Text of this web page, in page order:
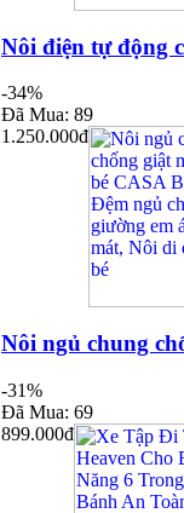
Nôi điện tự động
-34%
Đã Mua: 89
1.250.000đ
Nôi ngủ chung
-31%
Đã Mua: 69
899.000đ